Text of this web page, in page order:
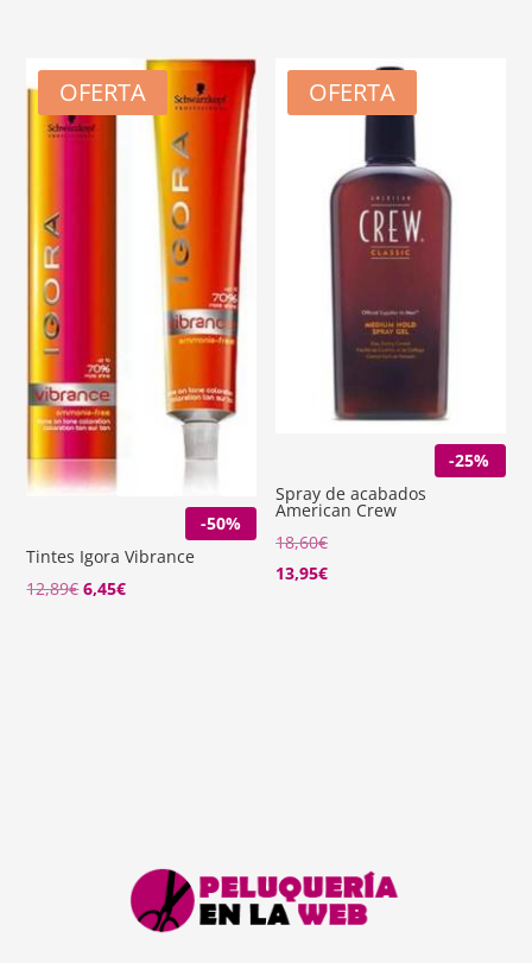
8,74€.
OFERTA
-50%
Tintes Igora Vibrance
12,89€El
6,45€El
OFERTA
-25%
Spray de acabados
American Crew
18,60€
13,95€